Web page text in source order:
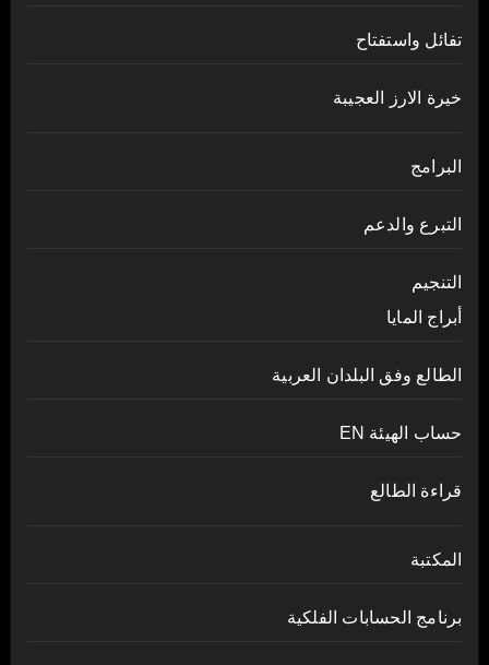
تفائل واستفتاح
خيرة الارز العجيبة
البرامج
التبرع والدعم
التنجيم
أبراج المايا
الطالع وفق البلدان العربية
حساب الهيئة EN
قراءة الطالع
المكتبة
برنامج الحسابات الفلكية